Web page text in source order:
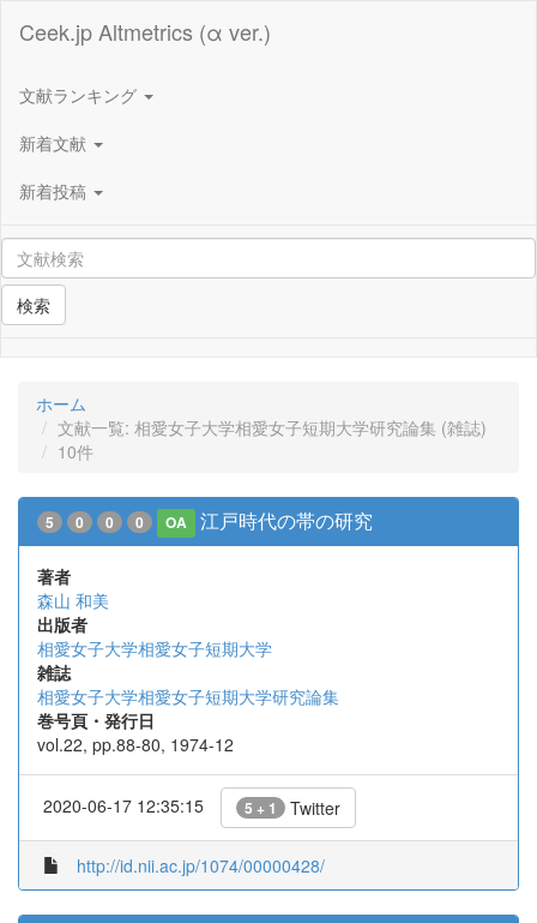
Ceek.jp Altmetrics (α ver.)
文献ランキング
新着文献
新着投稿
検索
ホーム
文献一覧: 相愛女子大学相愛女子短期大学研究論集 (雑誌)
10件
5 0 0 0 OA 江戸時代の帯の研究
著者
森山 和美
出版者
相愛女子大学相愛女子短期大学
雑誌
相愛女子大学相愛女子短期大学研究論集
巻号頁・発行日
vol.22, pp.88-80, 1974-12
2020-06-17 12:35:15 5 + 1 Twitter
http://id.nii.ac.jp/1074/00000428/